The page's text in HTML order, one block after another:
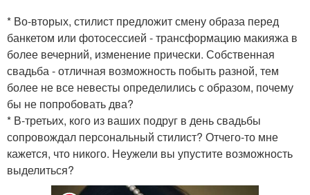
* Во-вторых, стилист предложит смену образа перед
банкетом или фотосессией - трансформацию макияжа в
более вечерний, изменение прически. Собственная
свадьба - отличная возможность побыть разной, тем
более не все невесты определились с образом, почему
бы не попробовать два?
* В-третьих, кого из ваших подруг в день свадьбы
сопровождал персональный стилист? Отчего-то мне
кажется, что никого. Неужели вы упустите возможность
выделиться?